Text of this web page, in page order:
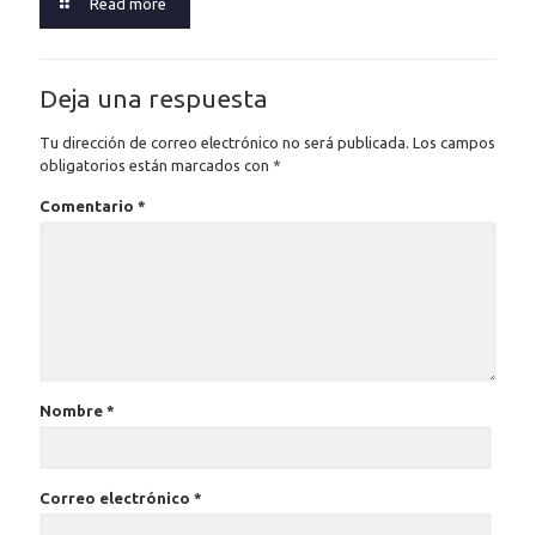
Read more
Deja una respuesta
Tu dirección de correo electrónico no será publicada. Los campos
obligatorios están marcados con *
Comentario *
Nombre *
Correo electrónico *